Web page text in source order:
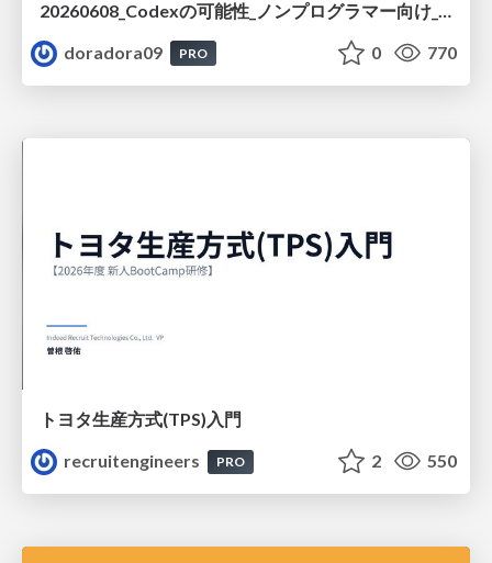
doradora09
PRO 0 770
トヨタ⽣産⽅式(TPS)⼊⾨
recruitengineers
PRO 2 550